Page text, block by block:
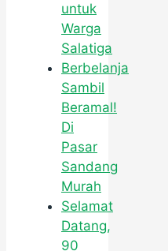
untuk
Warga
Salatiga
Berbelanja
Sambil
Beramal!
Di
Pasar
Sandang
Murah
Selamat
Datang,
90